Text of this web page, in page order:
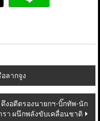
ลากจูง
ดึงอดีตรองนายกฯ-บิ๊กทัพ-นัก
รา ผนึกพลังขับเคลื่อนชาติ